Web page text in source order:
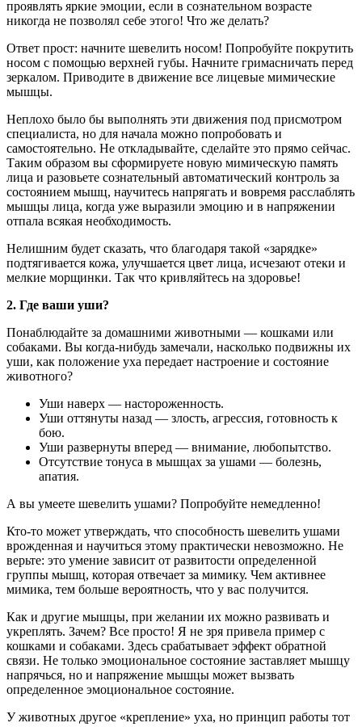
проявлять яркие эмоции, если в сознательном возрасте
никогда не позволял себе этого! Что же делать?
Ответ прост: начните шевелить носом! Попробуйте покрутить
носом с помощью верхней губы. Начните гримасничать перед
зеркалом. Приводите в движение все лицевые мимические
мышцы.
Неплохо было бы выполнять эти движения под присмотром
специалиста, но для начала можно попробовать и
самостоятельно. Не откладывайте, сделайте это прямо сейчас.
Таким образом вы сформируете новую мимическую память
лица и разовьете сознательный автоматический контроль за
состоянием мышц, научитесь напрягать и вовремя расслаблять
мышцы лица, когда уже выразили эмоцию и в напряжении
отпала всякая необходимость.
Нелишним будет сказать, что благодаря такой «зарядке»
подтягивается кожа, улучшается цвет лица, исчезают отеки и
мелкие морщинки. Так что кривляйтесь на здоровье!
2. Где ваши уши?
Понаблюдайте за домашними животными — кошками или
собаками. Вы когда-нибудь замечали, насколько подвижны их
уши, как положение уха передает настроение и состояние
животного?
Уши наверх — настороженность.
Уши оттянуты назад — злость, агрессия, готовность к
бою.
Уши развернуты вперед — внимание, любопытство.
Отсутствие тонуса в мышцах за ушами — болезнь,
апатия.
А вы умеете шевелить ушами? Попробуйте немедленно!
Кто-то может утверждать, что способность шевелить ушами
врожденная и научиться этому практически невозможно. Не
верьте: это умение зависит от развитости определенной
группы мышц, которая отвечает за мимику. Чем активнее
мимика, тем больше вероятность, что у вас получится.
Как и другие мышцы, при желании их можно развивать и
укреплять. Зачем? Все просто! Я не зря привела пример с
кошками и собаками. Здесь срабатывает эффект обратной
связи. Не только эмоциональное состояние заставляет мышцу
напрячься, но и напряжение мышцы может вызвать
определенное эмоциональное состояние.
У животных другое «крепление» уха, но принцип работы тот